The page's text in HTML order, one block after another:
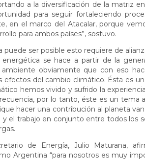
a la diversificación de la matriz
para seguir fortaleciendo
en el marco del Atacalar, porque
para ambos países”, sostuvo.
puede ser posible esto requiere de
se hace a partir de la
obviamente que con eso
del cambio climático. Ésta es
hemos vivido y sufrido la
por lo tanto, éste es un tema
hacer una contribución al planeta
y el trabajo en conjunto entre todos los
de Energía, Julio Maturana,
Argentina “para nosotros es muy